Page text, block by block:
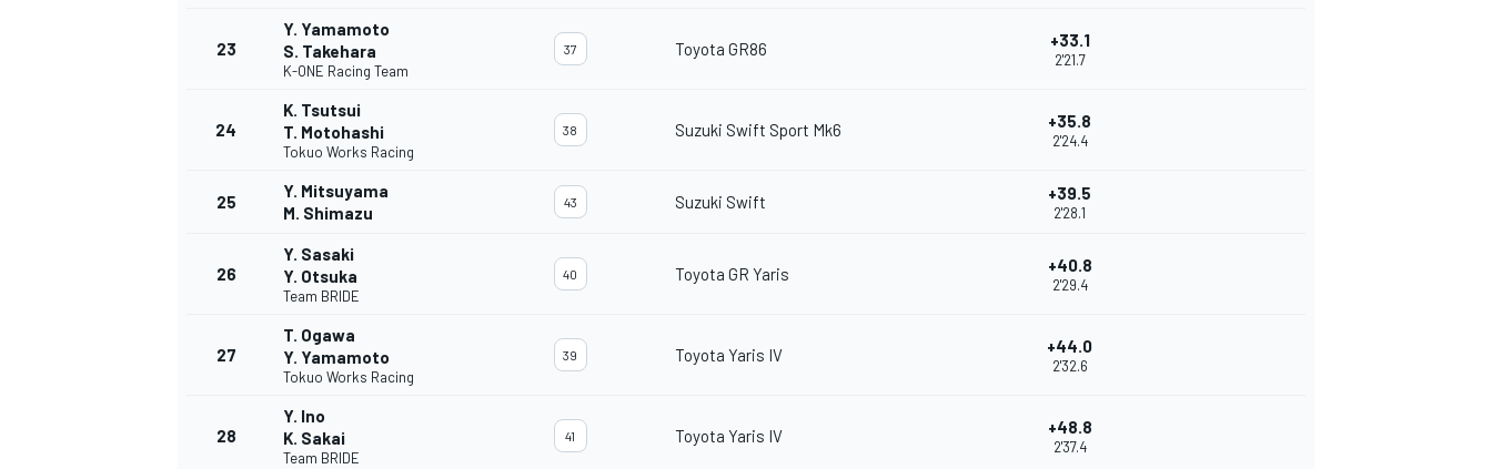
MÁS CATEGORÍAS
23
Y. Yamamoto
S. Takehara
K-ONE Racing Team
37 Toyota GR86 +33.1
2'21.7
24
K. Tsutsui
T. Motohashi
Tokuo Works Racing
38 Suzuki Swift Sport Mk6 +35.8
2'24.4
25
Y. Mitsuyama
M. Shimazu
43 Suzuki Swift +39.5
2'28.1
26
Y. Sasaki
Y. Otsuka
Team BRIDE
40 Toyota GR Yaris +40.8
2'29.4
27
T. Ogawa
Y. Yamamoto
Tokuo Works Racing
39 Toyota Yaris IV +44.0
2'32.6
28
Y. Ino
K. Sakai
Team BRIDE
41 Toyota Yaris IV +48.8
2'37.4